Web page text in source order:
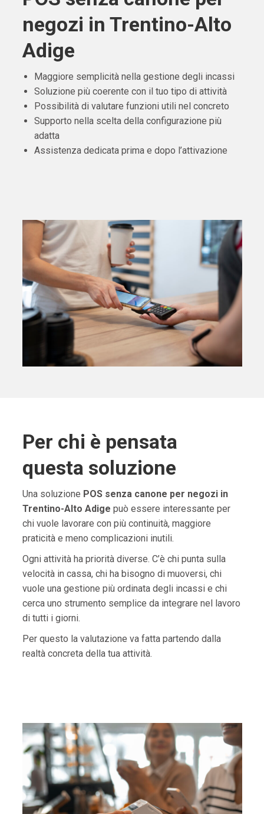
negozi in Trentino-Alto
Adige
Maggiore semplicità nella gestione degli incassi
Soluzione più coerente con il tuo tipo di attività
Possibilità di valutare funzioni utili nel concreto
Supporto nella scelta della configurazione più
adatta
Assistenza dedicata prima e dopo l’attivazione
Per chi è pensata
questa soluzione
Una soluzione POS senza canone per negozi in
Trentino-Alto Adige può essere interessante per
chi vuole lavorare con più continuità, maggiore
praticità e meno complicazioni inutili.
Ogni attività ha priorità diverse. C’è chi punta sulla
velocità in cassa, chi ha bisogno di muoversi, chi
vuole una gestione più ordinata degli incassi e chi
cerca uno strumento semplice da integrare nel lavoro
di tutti i giorni.
Per questo la valutazione va fatta partendo dalla
realtà concreta della tua attività.